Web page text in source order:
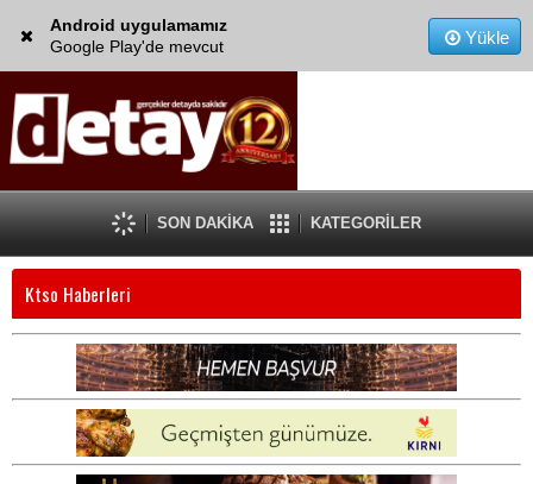
Android uygulamamız
Google Play'de mevcut
Yükle
SON DAKİKA KATEGORİLER
Ktso Haberleri